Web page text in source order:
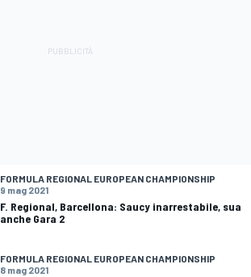
FORMULA REGIONAL EUROPEAN CHAMPIONSHIP
9 mag 2021
F. Regional, Barcellona: Saucy inarrestabile, sua
anche Gara 2
FORMULA REGIONAL EUROPEAN CHAMPIONSHIP
8 mag 2021